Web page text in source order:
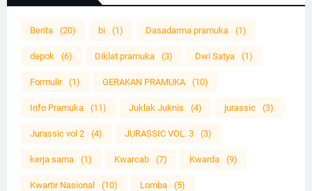
Berita (20) bi (1) Dasadarma pramuka (1)
depok (6) Diklat pramuka (3) Dwi Satya (1)
Formulir (1) GERAKAN PRAMUKA (10)
Info Pramuka (11) Juklak Juknis (4) jurassic (3)
Jurassic vol 2 (4) JURASSIC VOL. 3 (3)
kerja sama (1) Kwarcab (7) Kwarda (9)
Kwartir Nasional (10) Lomba (5)